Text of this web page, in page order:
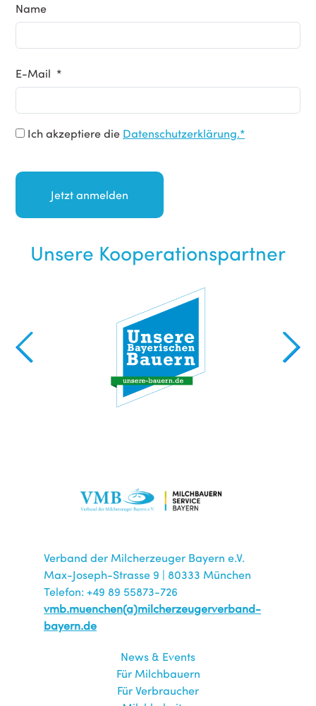
Name
E-Mail *
Ich akzeptiere die Datenschutzerklärung.*
Unsere Kooperationspartner
Verband der Milcherzeuger Bayern e.V.
Max-Joseph-Strasse 9 | 80333 München
Telefon: +49 89 55873-726
vmb.muenchen(a)milcherzeugerverband-
bayern.de
News & Events
Für Milchbauern
Für Verbraucher